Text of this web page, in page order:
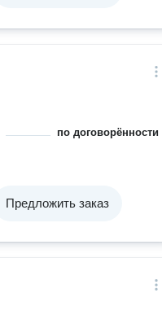
по договорённости
Предложить заказ